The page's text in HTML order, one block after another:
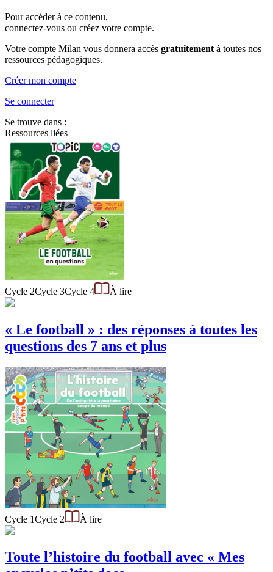
Pour accéder à ce contenu,
connectez-vous ou créez votre compte.
Votre compte Milan vous donnera accès gratuitement à toutes nos
ressources pédagogiques.
Créer mon compte
Se connecter
Se trouve dans :
Ressources liées
Cycle 2Cycle 3Cycle 4 À lire
« Le football » : des réponses à toutes les
questions des 7 ans et plus
Cycle 1Cycle 2 À lire
Toute l’histoire du football avec « Mes